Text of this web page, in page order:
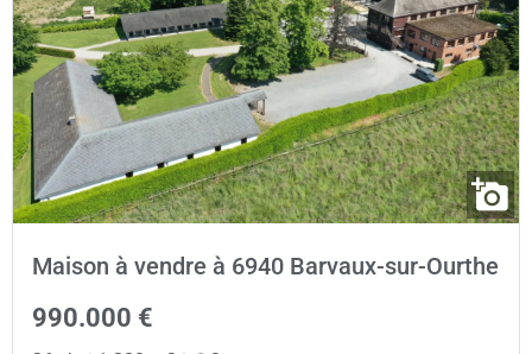
Maison à vendre à 6940 Barvaux-sur-Ourthe
990.000 €